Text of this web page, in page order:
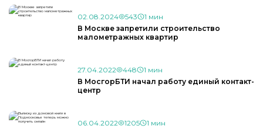
02.08.2024 543
1 мин
В Москве запретили строительство
малометражных квартир
27.04.2022 448
1 мин
В МосгорБТИ начал работу единый контакт-
центр
06.04.2022 1205
1 мин